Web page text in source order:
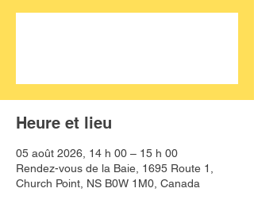
Heure et lieu
05 août 2026, 14 h 00 – 15 h 00
Rendez-vous de la Baie, 1695 Route 1,
Church Point, NS B0W 1M0, Canada